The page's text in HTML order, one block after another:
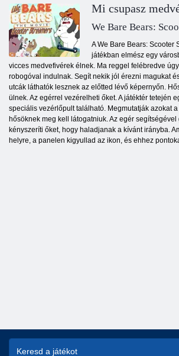
Mi csupasz
We Bare Bears:
A We Bare Bears: Scooter
játékban elmész egy
vicces medvefivérek élnek. Ma reggel felébredve
robogóval indulnak. Segít nekik jól érezni magukat
utcák láthatók lesznek az előtted lévő képernyőn.
ülnek. Az egérrel vezérelheti őket. A játéktér tetején
speciális vezérlőpult található. Megmutatják azokat a
hősöknek meg kell látogatniuk. Az egér
kényszeríti őket, hogy haladjanak a kívánt irányba.
helyre, a panelen kigyullad az ikon, és ehhez